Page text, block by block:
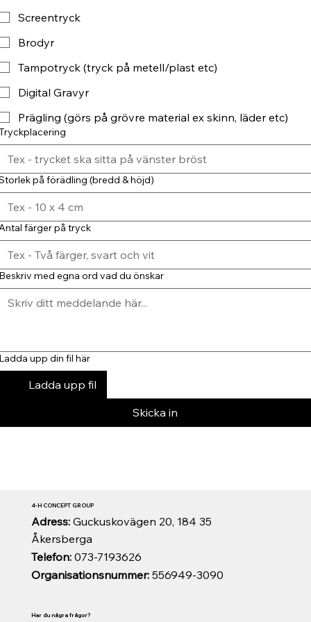
Screentryck
Brodyr
Tampotryck (tryck på metell/plast etc)
Digital Gravyr
Prägling (görs på grövre material ex skinn, läder etc)
på förädling (bredd & höjd)
färger på tryck
med egna ord vad du önskar
upp din fil här
Ladda upp fil
Skicka in
Organisationsnummer:556949-3090
Telefon:073-7193626
Adress: Guckuskovägen 20, 184 35
Åkersberga
4-H CONCEPT GROUP
Har du några frågor?